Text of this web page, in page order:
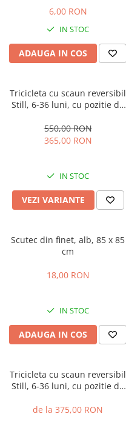
6,00 RON
IN STOC
ADAUGA IN COS
Tricicleta cu scaun reversibil
Still, 6-36 luni, cu pozitie de
muzica, Jazz
550,00 RON
365,00 RON
IN STOC
VEZI VARIANTE
Scutec din finet, alb, 85 x 85
cm
18,00 RON
IN STOC
ADAUGA IN COS
Tricicleta cu scaun reversibil
Still, 6-36 luni, cu pozitie de
plina
de la 375,00 RON